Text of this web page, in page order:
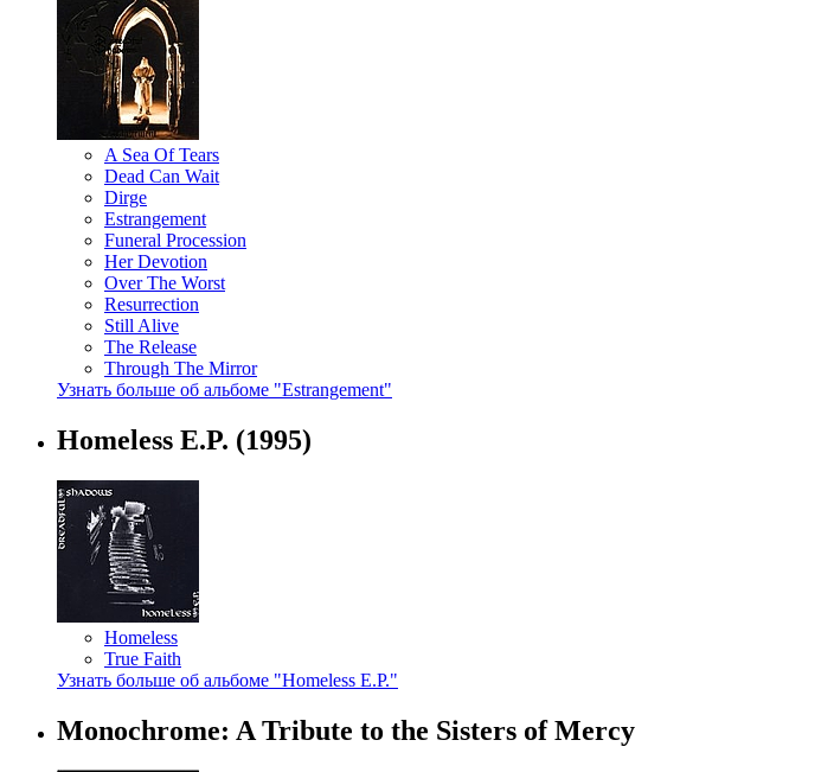
A Sea Of Tears
Dead Can Wait
Dirge
Estrangement
Funeral Procession
Her Devotion
Over The Worst
Resurrection
Still Alive
The Release
Through The Mirror
Узнать больше об альбоме "Estrangement"
Homeless E.P. (1995)
Homeless
True Faith
Узнать больше об альбоме "Homeless E.P."
Monochrome: A Tribute to the Sisters of Mercy